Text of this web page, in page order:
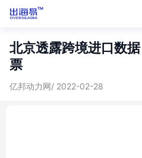
北京透露跨境进口数
票
亿邦动力网/ 2022-02-28